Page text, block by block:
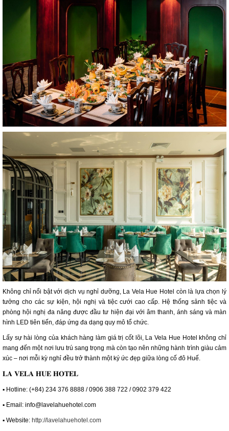
Không chỉ nổi bật với dịch vụ nghỉ dưỡng, La Vela Hue Hotel còn là lựa chọn lý
tưởng cho các sự kiện, hội nghị và tiệc cưới cao cấp. Hệ thống sảnh tiệc và
phòng hội nghị đa năng được đầu tư hiện đại với âm thanh, ánh sáng và màn
hình LED tiên tiến, đáp ứng đa dạng quy mô tổ chức.
Lấy sự hài lòng của khách hàng làm giá trị cốt lõi, La Vela Hue Hotel không chỉ
mang đến một nơi lưu trú sang trọng mà còn tạo nên những hành trình giàu cảm
xúc – nơi mỗi kỳ nghỉ đều trở thành một ký ức đẹp giữa lòng cố đô Huế.
𝐋𝐀 𝐕𝐄𝐋𝐀 𝐇𝐔𝐄 𝐇𝐎𝐓𝐄𝐋
▪︎ Hotline: (+84) 234 376 8888 / 0906 388 722 / 0902 379 422
▪︎ Email: info@lavelahuehotel.com
▪︎ Website: http://lavelahuehotel.com